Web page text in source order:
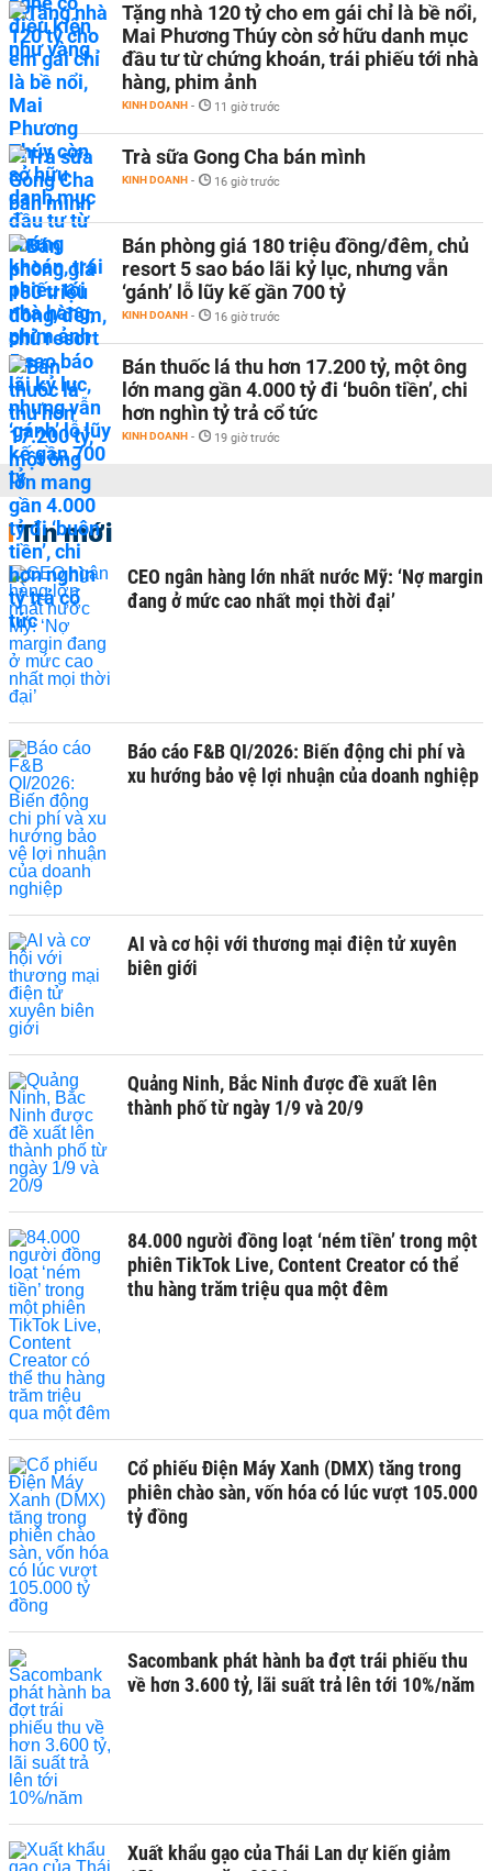
Tặng nhà 120 tỷ cho em gái chỉ là bề nổi,
Mai Phương Thúy còn sở hữu danh mục
đầu tư từ chứng khoán, trái phiếu tới nhà
hàng, phim ảnh
KINH DOANH - 11 giờ trước
Trà sữa Gong Cha bán mình
KINH DOANH - 16 giờ trước
Bán phòng giá 180 triệu đồng/đêm, chủ
resort 5 sao báo lãi kỷ lục, nhưng vẫn
‘gánh’ lỗ lũy kế gần 700 tỷ
KINH DOANH - 16 giờ trước
Bán thuốc lá thu hơn 17.200 tỷ, một ông
lớn mang gần 4.000 tỷ đi ‘buôn tiền’, chi
hơn nghìn tỷ trả cổ tức
KINH DOANH - 19 giờ trước
Tin mới
CEO ngân hàng lớn nhất nước Mỹ: ‘Nợ margin
đang ở mức cao nhất mọi thời đại’
Báo cáo F&B QI/2026: Biến động chi phí và
xu hướng bảo vệ lợi nhuận của doanh nghiệp
AI và cơ hội với thương mại điện tử xuyên
biên giới
Quảng Ninh, Bắc Ninh được đề xuất lên
thành phố từ ngày 1/9 và 20/9
84.000 người đồng loạt ‘ném tiền’ trong một
phiên TikTok Live, Content Creator có thể
thu hàng trăm triệu qua một đêm
Cổ phiếu Điện Máy Xanh (DMX) tăng trong
phiên chào sàn, vốn hóa có lúc vượt 105.000
tỷ đồng
Sacombank phát hành ba đợt trái phiếu thu
về hơn 3.600 tỷ, lãi suất trả lên tới 10%/năm
Xuất khẩu gạo của Thái Lan dự kiến giảm